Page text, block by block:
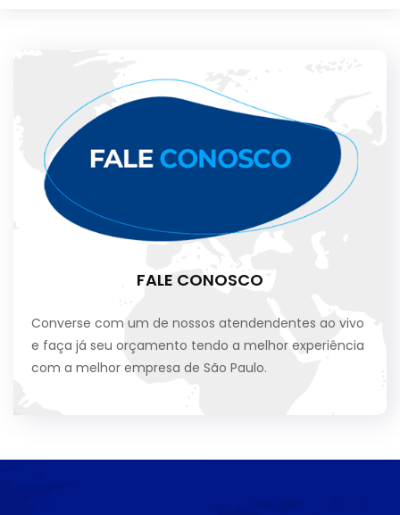
FALE CONOSCO
Converse com um de nossos atendendentes ao vivo
e faça já seu orçamento tendo a melhor experiência
com a melhor empresa de São Paulo.